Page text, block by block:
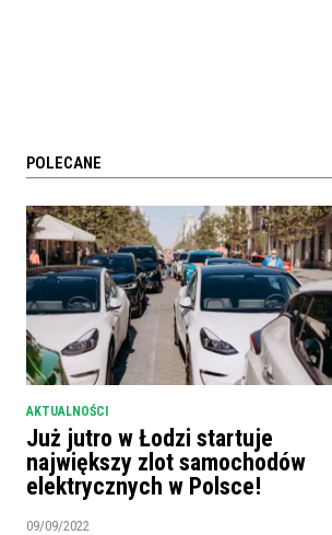
POLECANE
AKTUALNOŚCI
Już jutro w Łodzi startuje
największy zlot samochodów
elektrycznych w Polsce!
09/09/2022